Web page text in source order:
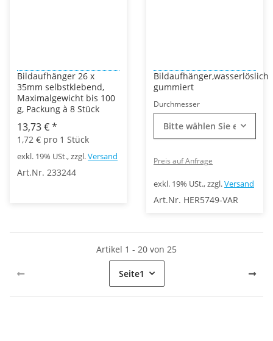
Bildaufhänger 26 x
35mm selbstklebend,
Maximalgewicht bis 100
g, Packung à 8 Stück
13,73 €*
1,72 € pro 1 Stück
exkl. 19% USt., zzgl.Versand
Art.Nr. 233244
Bildaufhänger,wasserlöslich
gummiert
Durchmesser
Bitte wählen Sie eine
Preis auf Anfrage
exkl. 19% USt., zzgl.Versand
Art.Nr. HER5749-VAR
Artikel 1 - 20 von 25
Seite1